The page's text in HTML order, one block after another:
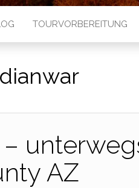
TOURVORBEREITUNG
AZ